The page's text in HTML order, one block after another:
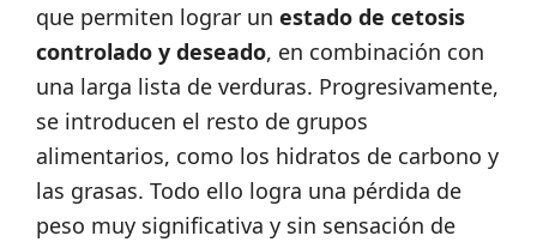
que permiten lograr un estado de cetosis
controlado y deseado, en combinación con
una larga lista de verduras. Progresivamente,
se introducen el resto de grupos
alimentarios, como los hidratos de carbono y
las grasas. Todo ello logra una pérdida de
peso muy significativa y sin sensación de